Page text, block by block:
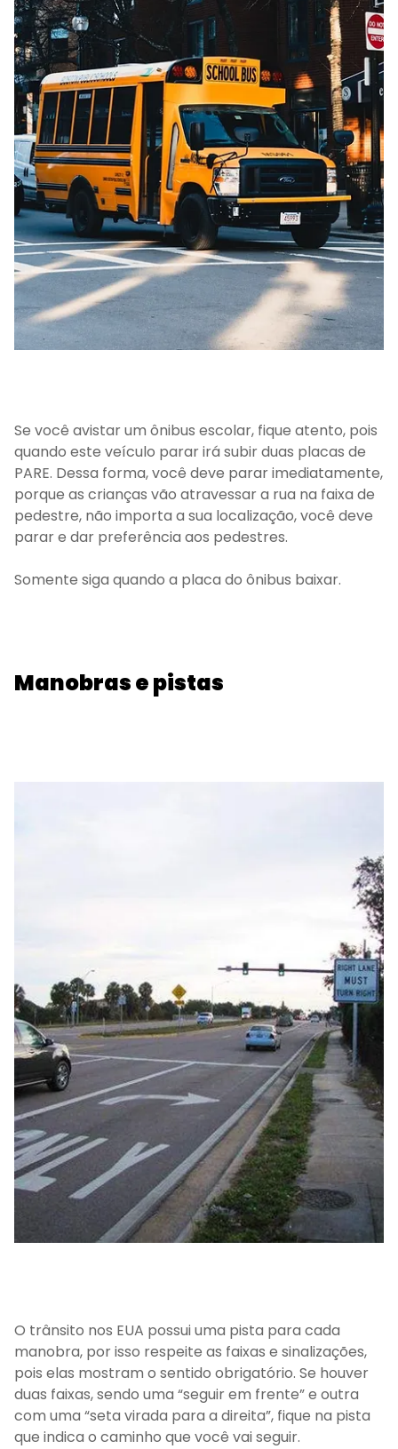
Se você avistar um ônibus escolar, fique atento, pois
quando este veículo parar irá subir duas placas de
PARE. Dessa forma, você deve parar imediatamente,
porque as crianças vão atravessar a rua na faixa de
pedestre, não importa a sua localização, você deve
parar e dar preferência aos pedestres.
Somente siga quando a placa do ônibus baixar.
Manobras e pistas
O trânsito nos EUA possui uma pista para cada
manobra, por isso respeite as faixas e sinalizações,
pois elas mostram o sentido obrigatório. Se houver
duas faixas, sendo uma “seguir em frente” e outra
com uma “seta virada para a direita”, fique na pista
que indica o caminho que você vai seguir.